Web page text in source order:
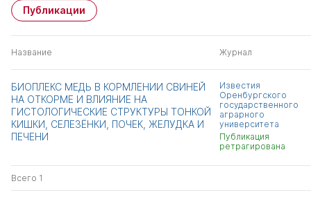
Публикации
Название Журнал
БИОПЛЕКС МЕДЬ В КОРМЛЕНИИ СВИНЕЙ
НА ОТКОРМЕ И ВЛИЯНИЕ НА
ГИСТОЛОГИЧЕСКИЕ СТРУКТУРЫ ТОНКОЙ
КИШКИ, СЕЛЕЗЁНКИ, ПОЧЕК, ЖЕЛУДКА И
ПЕЧЕНИ
Известия
Оренбургского
государственного
аграрного
университета
Публикация
ретрагирована
Всего 1